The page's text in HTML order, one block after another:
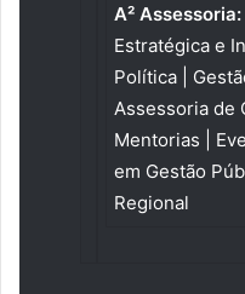
A² Assessoria:
Estratégica e
Política |
Assessoria de
Mentorias |
em Gestão
Regional